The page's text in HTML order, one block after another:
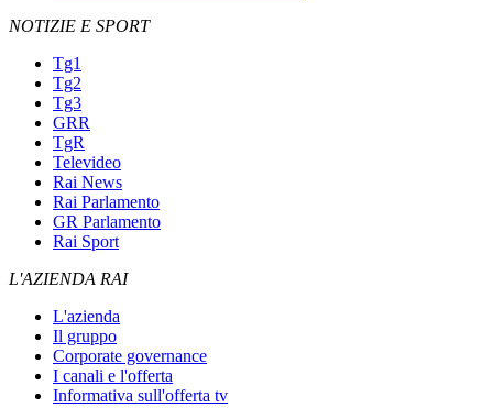
NOTIZIE E SPORT
Tg1
Tg2
Tg3
GRR
TgR
Televideo
Rai News
Rai Parlamento
GR Parlamento
Rai Sport
L'AZIENDA RAI
L'azienda
Il gruppo
Corporate governance
I canali e l'offerta
Informativa sull'offerta tv